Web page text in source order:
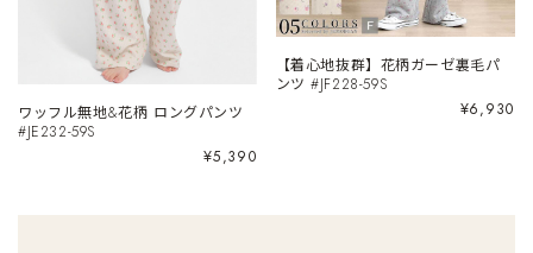
ワッフル無地&花柄 ロングパンツ
#JE232-59S
¥5,390
【着心地抜群】花柄ガーゼ裏毛パ
ンツ #JF228-59S
¥6,930